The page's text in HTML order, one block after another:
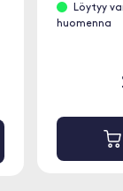
Löytyy
huomenna